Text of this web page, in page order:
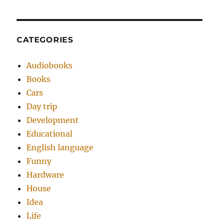
CATEGORIES
Audiobooks
Books
Cars
Day trip
Development
Educational
English language
Funny
Hardware
House
Idea
Life